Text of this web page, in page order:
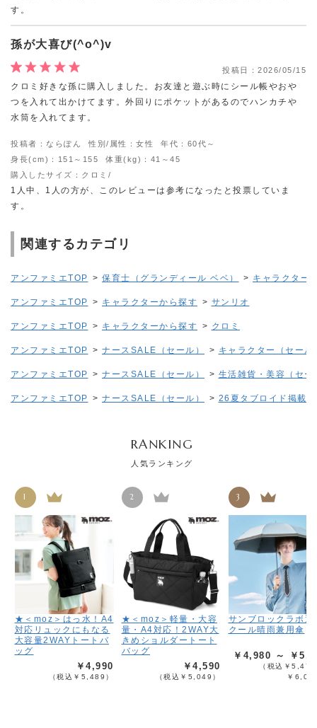
す。
孫が大喜び(^o^)v
投稿日： 2026/05/15
クロミ好きな孫に購入しました。お友達と遊ぶ時にシール帳やおや
つを入れて出かけてます。外回りにポケットがあるのでハンカチや
水筒を入れてます。
投稿者：ならぽん 性別/属性：女性
年代：60代～
身長(cm)：151～155
体重(kg)：41～45
購入したサイズ：クロミ/
1人中、1人の方が、このレビューは参考になったと投票していま
す。
関連するカテゴリ
アンファミエTOP > 保育士（グランディール ベベ） > キャラクター
アンファミエTOP > キャラクターから探す > サンリオ
アンファミエTOP > キャラクターから探す > クロミ
アンファミエTOP > ナースSALE（セール） > キャラクター（セール
アンファミエTOP > ナースSALE（セール） > 生活雑貨・美容（セー
アンファミエTOP > ナースSALE（セール） > 26夏タブロイド掲載
RANKING
人気ランキング
1
★＜moz＞はっ水！A4
対応リュックにもなる
大容量2WAYトートバ
ッグ
￥4,990
（税込￥5,489）
2
★＜moz＞軽量・大容
量・A4対応！2WAY大
きめショルダートート
バッグ
￥4,590
（税込￥5,049）
3
サンブロックラボ遮
クール晴雨兼用傘
￥4,980 ～ ￥
（税込￥
￥